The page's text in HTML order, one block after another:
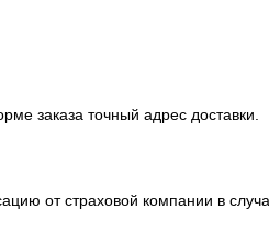
заказа точный адрес доставки.
от страховой компании в